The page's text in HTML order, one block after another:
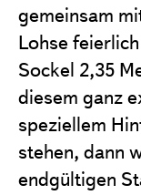
gemeinsam
Lohse
Sockel 2,35
diesem ganz
speziellem
stehen, dann
endgültigen